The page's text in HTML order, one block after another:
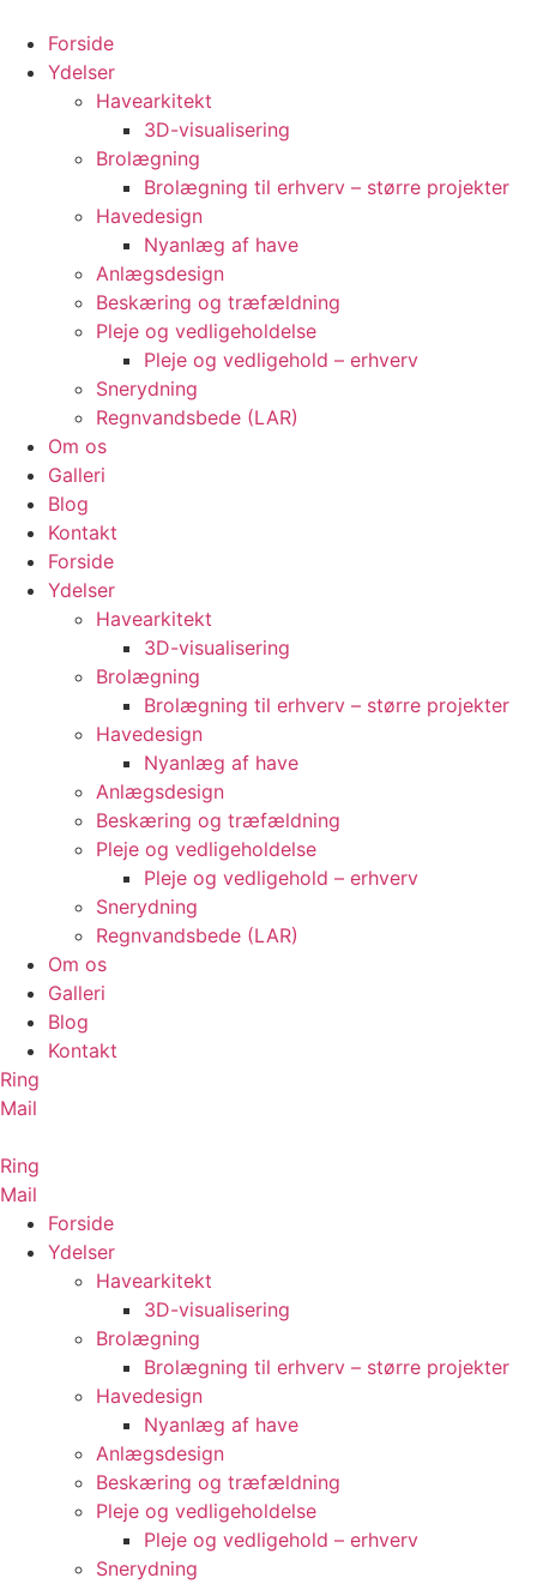
indhold
Forside
Ydelser
Havearkitekt
3D-visualisering
Brolægning
Brolægning til erhverv – større projekter
Havedesign
Nyanlæg af have
Anlægsdesign
Beskæring og træfældning
Pleje og vedligeholdelse
Pleje og vedligehold – erhverv
Snerydning
Regnvandsbede (LAR)
Om os
Galleri
Blog
Kontakt
Forside
Ydelser
Havearkitekt
3D-visualisering
Brolægning
Brolægning til erhverv – større projekter
Havedesign
Nyanlæg af have
Anlægsdesign
Beskæring og træfældning
Pleje og vedligeholdelse
Pleje og vedligehold – erhverv
Snerydning
Regnvandsbede (LAR)
Om os
Galleri
Blog
Kontakt
Ring
Mail
Ring
Mail
Forside
Ydelser
Havearkitekt
3D-visualisering
Brolægning
Brolægning til erhverv – større projekter
Havedesign
Nyanlæg af have
Anlægsdesign
Beskæring og træfældning
Pleje og vedligeholdelse
Pleje og vedligehold – erhverv
Snerydning